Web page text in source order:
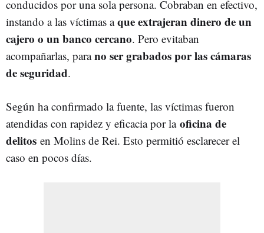
conducidos por una sola persona. Cobraban en efectivo,
instando a las víctimas aque extrajeran dinero de un
cajero o un banco cercano. Pero evitaban
acompañarlas, parano ser grabados por las cámaras
de seguridad.
Según ha confirmado la fuente, las víctimas fueron
atendidas con rapidez y eficacia por la oficina de
delitos en Molins de Rei. Esto permitió esclarecer el
caso en pocos días.